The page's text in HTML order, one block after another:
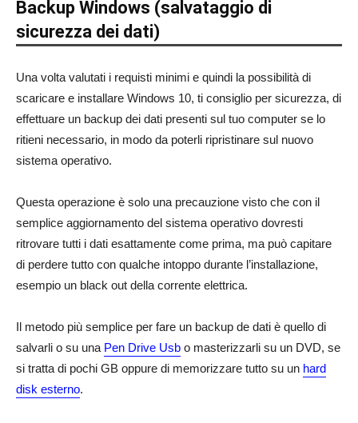
Backup Windows (salvataggio di
sicurezza dei dati)
Una volta valutati i requisti minimi e quindi la possibilità di
scaricare e installare Windows 10, ti consiglio per sicurezza, di
effettuare un backup dei dati presenti sul tuo computer se lo
ritieni necessario, in modo da poterli ripristinare sul nuovo
sistema operativo.
Questa operazione è solo una precauzione visto che con il
semplice aggiornamento del sistema operativo dovresti
ritrovare tutti i dati esattamente come prima, ma può capitare
di perdere tutto con qualche intoppo durante l’installazione,
esempio un black out della corrente elettrica.
Il metodo più semplice per fare un backup de dati è quello di
salvarli o su una Pen Drive Usb o masterizzarli su un DVD, se
si tratta di pochi GB oppure di memorizzare tutto su un hard
disk esterno.